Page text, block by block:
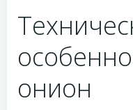
онион